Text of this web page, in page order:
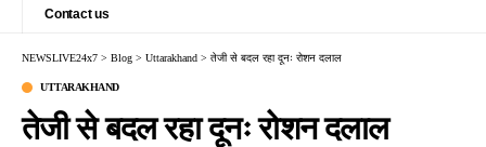
Contact us
NEWSLIVE24x7 > Blog > Uttarakhand > तेजी से बदल रहा दूनः रोशन दलाल
UTTARAKHAND
तेजी से बदल रहा दूनः रोशन दलाल